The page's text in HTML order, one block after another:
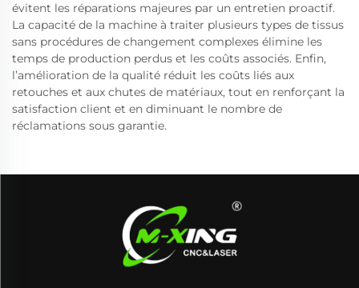
évitent les réparations majeures par un entretien proactif.
La capacité de la machine à traiter plusieurs types de tissus
sans procédures de changement complexes élimine les
temps de production perdus et les coûts associés. Enfin,
l’amélioration de la qualité réduit les coûts liés aux
retouches et aux chutes de matériaux, tout en renforçant la
satisfaction client et en diminuant le nombre de
réclamations sous garantie.